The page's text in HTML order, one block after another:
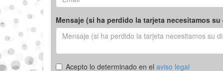
Mensaje (si ha perdido la tarjeta necesitamos
Acepto lo determinado en el aviso legal